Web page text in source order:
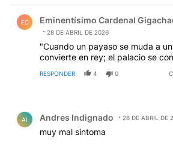
EC Eminentísimo Cardenal
28 DE ABRIL DE 2026
"Cuando un payaso se muda a
convierte en rey; el palacio se
RESPONDER 4 0
AI Andres Indignado 28 DE ABRIL DE
muy mal sintoma